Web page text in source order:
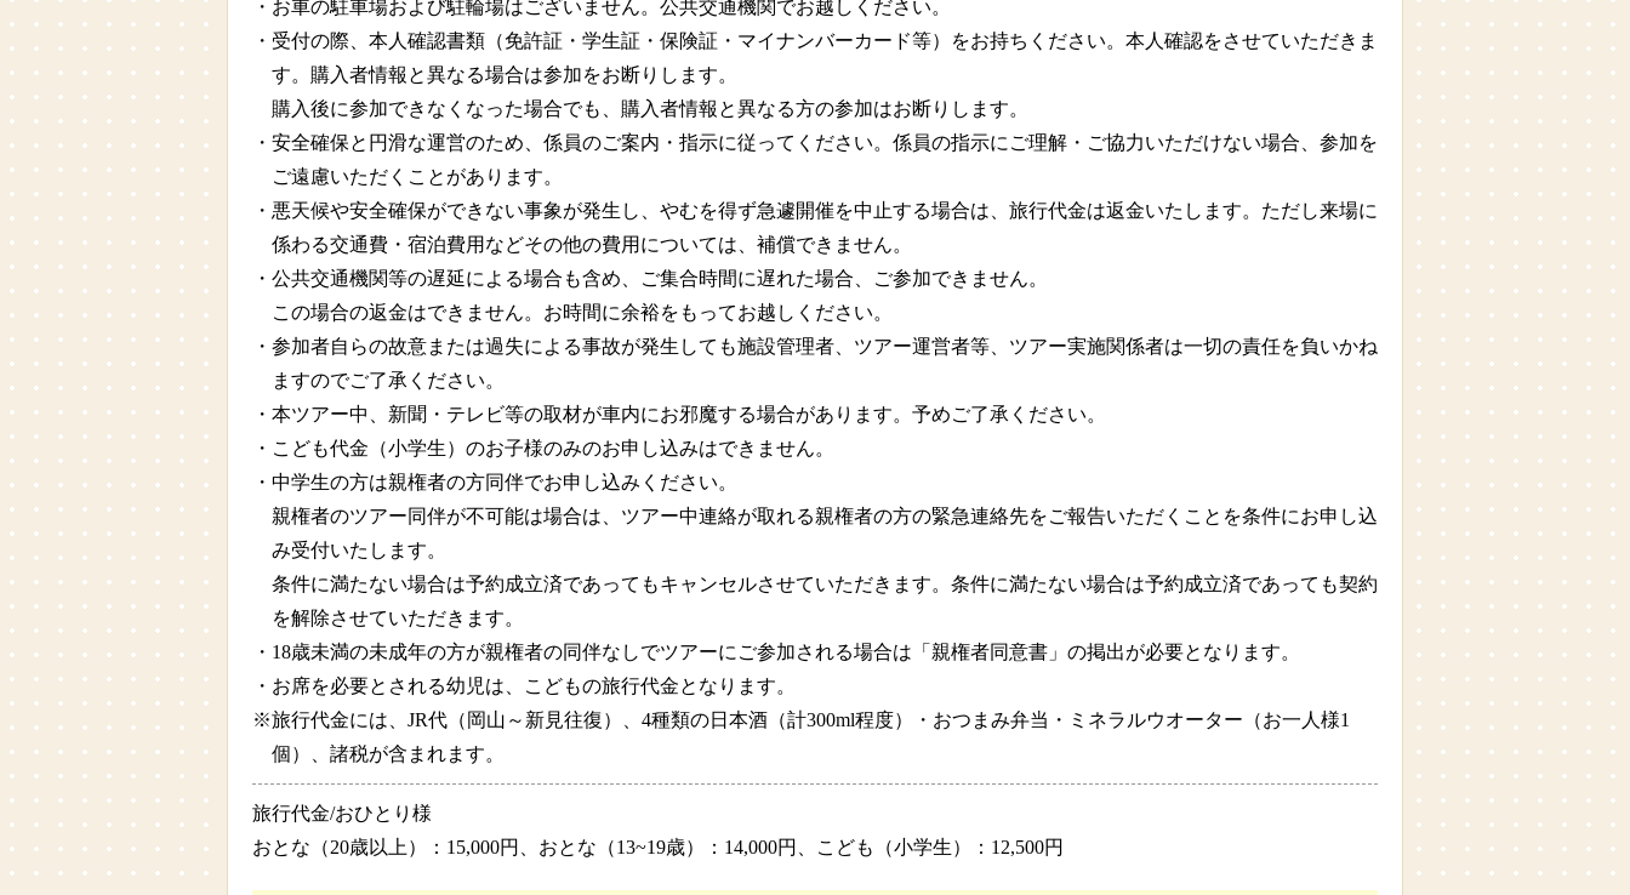
・お車の駐車場および駐輪場はございません。公共交通機関でお越しください。
・受付の際、本人確認書類（免許証・学生証・保険証・マイナンバーカード等）をお持ちください。本人確認をさせていただきま
す。購入者情報と異なる場合は参加をお断りします。
購入後に参加できなくなった場合でも、購入者情報と異なる方の参加はお断りします。
・安全確保と円滑な運営のため、係員のご案内・指示に従ってください。係員の指示にご理解・ご協力いただけない場合、参加を
ご遠慮いただくことがあります。
・悪天候や安全確保ができない事象が発生し、やむを得ず急遽開催を中止する場合は、旅行代金は返金いたします。ただし来場に
係わる交通費・宿泊費用などその他の費用については、補償できません。
・公共交通機関等の遅延による場合も含め、ご集合時間に遅れた場合、ご参加できません。
この場合の返金はできません。お時間に余裕をもってお越しください。
・参加者自らの故意または過失による事故が発生しても施設管理者、ツアー運営者等、ツアー実施関係者は一切の責任を負いかね
ますのでご了承ください。
・本ツアー中、新聞・テレビ等の取材が車内にお邪魔する場合があります。予めご了承ください。
・こども代金（小学生）のお子様のみのお申し込みはできません。
・中学生の方は親権者の方同伴でお申し込みください。
親権者のツアー同伴が不可能は場合は、ツアー中連絡が取れる親権者の方の緊急連絡先をご報告いただくことを条件にお申し込
み受付いたします。
条件に満たない場合は予約成立済であってもキャンセルさせていただきます。条件に満たない場合は予約成立済であっても契約
を解除させていただきます。
・18歳未満の未成年の方が親権者の同伴なしでツアーにご参加される場合は「親権者同意書」の掲出が必要となります。
・お席を必要とされる幼児は、こどもの旅行代金となります。
※旅行代金には、JR代（岡山～新見往復）、4種類の日本酒（計300ml程度）・おつまみ弁当・ミネラルウオーター（お一人様1
個）、諸税が含まれます。
旅行代金/おひとり様
おとな（20歳以上）：15,000円、おとな（13~19歳）：14,000円、こども（小学生）：12,500円